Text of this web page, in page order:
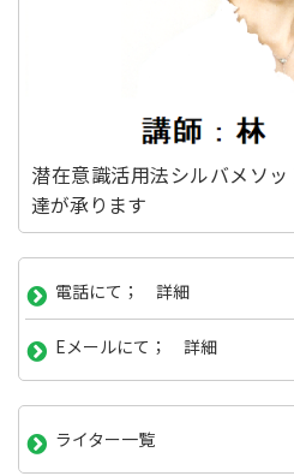
潜在意識活用法シルバメソ
達が承ります
電話にて； 詳細
Eメールにて； 詳細
ライター一覧